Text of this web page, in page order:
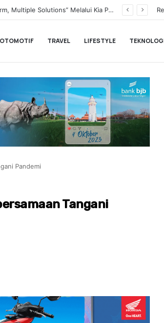
Transformasi Digital Perkuat Layanan, Bank bjb Raih Lima Titanium Awards pada PRIMA Awards 2026
OTOMOTIF TRAVEL LIFESTYLE
Pandemi
Tangani